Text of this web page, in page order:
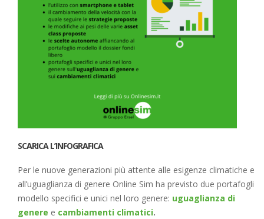
SCARICA L’INFOGRAFICA
Per le nuove generazioni più attente alle esigenze climatiche e
all’uguaglianza di genere Online Sim ha previsto due portafogli
modello specifici e unici nel loro genere: uguaglianza di
genere e cambiamenti climatici.